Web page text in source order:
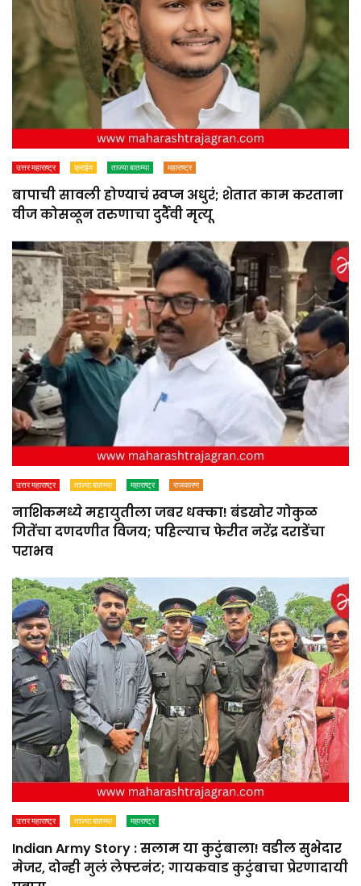
उत्तर महाराष्ट्र क्राईम ताज्या बातम्या महाराष्ट्र
बापाची सावली होण्याचं स्वप्न अधुरं; शेतात काम करताना
वीज कोसळून तरुणाचा दुर्दैवी मृत्यू
उत्तर महाराष्ट्र ताज्या बातम्या महाराष्ट्र राजकारण
नाशिकमध्ये महायुतीला जबर धक्का! बंडखोर गोकुळ
गितेंचा दणदणीत विजय; पहिल्याच फेरीत नरेंद्र दराडेंचा
पराभव
उत्तर महाराष्ट्र ताज्या बातम्या महाराष्ट्र
Indian Army Story : सलाम या कुटुंबाला! वडील सुभेदार
मेजर, दोन्ही मुलं लेफ्टनंट; गायकवाड कुटुंबाचा प्रेरणादायी